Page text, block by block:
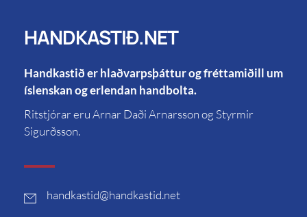
HANDKASTIÐ.NET
Handkastið er hlaðvarpsþáttur og fréttamiðill um
íslenskan og erlendan handbolta.
Ritstjórar eru Arnar Daði Arnarsson og Styrmir
Sigurðsson.
handkastid@handkastid.net